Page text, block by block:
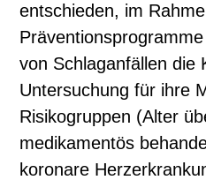
entschieden, im
von Schlaganfällen die
Untersuchung für ihre
Risikogruppen (Alter
medikamentös
koronare